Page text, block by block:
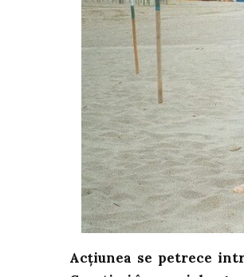
Acțiunea se petrece